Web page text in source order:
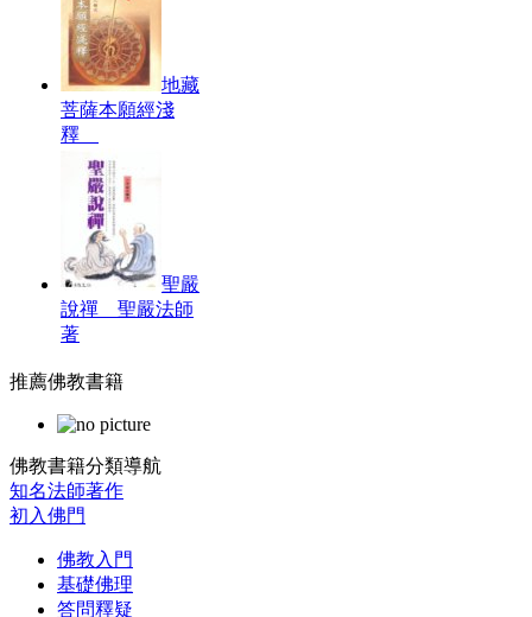
地藏
菩薩本願經淺
釋
聖嚴
說禪 聖嚴法師
著
推薦佛教書籍
佛教書籍分類導航
知名法師著作
初入佛門
佛教入門
基礎佛理
答問釋疑